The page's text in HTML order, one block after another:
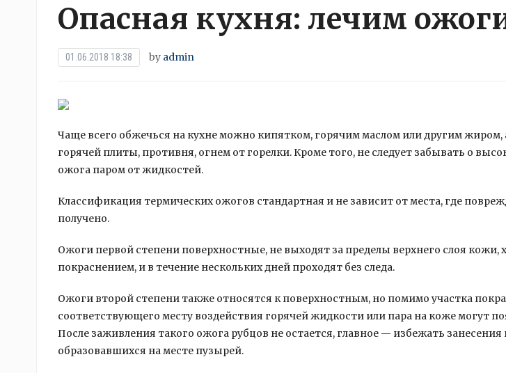
Опасная кухня: лечим
01.06.2018 18:38 by admin
Чаще всего обжечься на кухне можно кипятком, горячим маслом или другим
горячей плиты, противня, огнем от горелки. Кроме того, не следует забывать о
ожога паром от жидкостей.
Классификация термических ожогов стандартная и не зависит от места, где
получено.
Ожоги первой степени поверхностные, не выходят за пределы верхнего слоя кожи,
покраснением, и в течение нескольких дней проходят без следа.
Ожоги второй степени также относятся к поверхностным, но помимо участка
соответствующего месту воздействия горячей жидкости или пара на коже могут
После заживления такого ожога рубцов не остается, главное — избежать занесения
образовавшихся на месте пузырей.